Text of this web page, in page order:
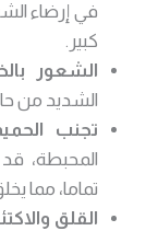
في إرضاء
كبير.
الشعور
الشديد من
تجنب
المحبطة،
تماما، مما
القلق